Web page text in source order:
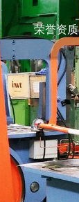
荣誉资质